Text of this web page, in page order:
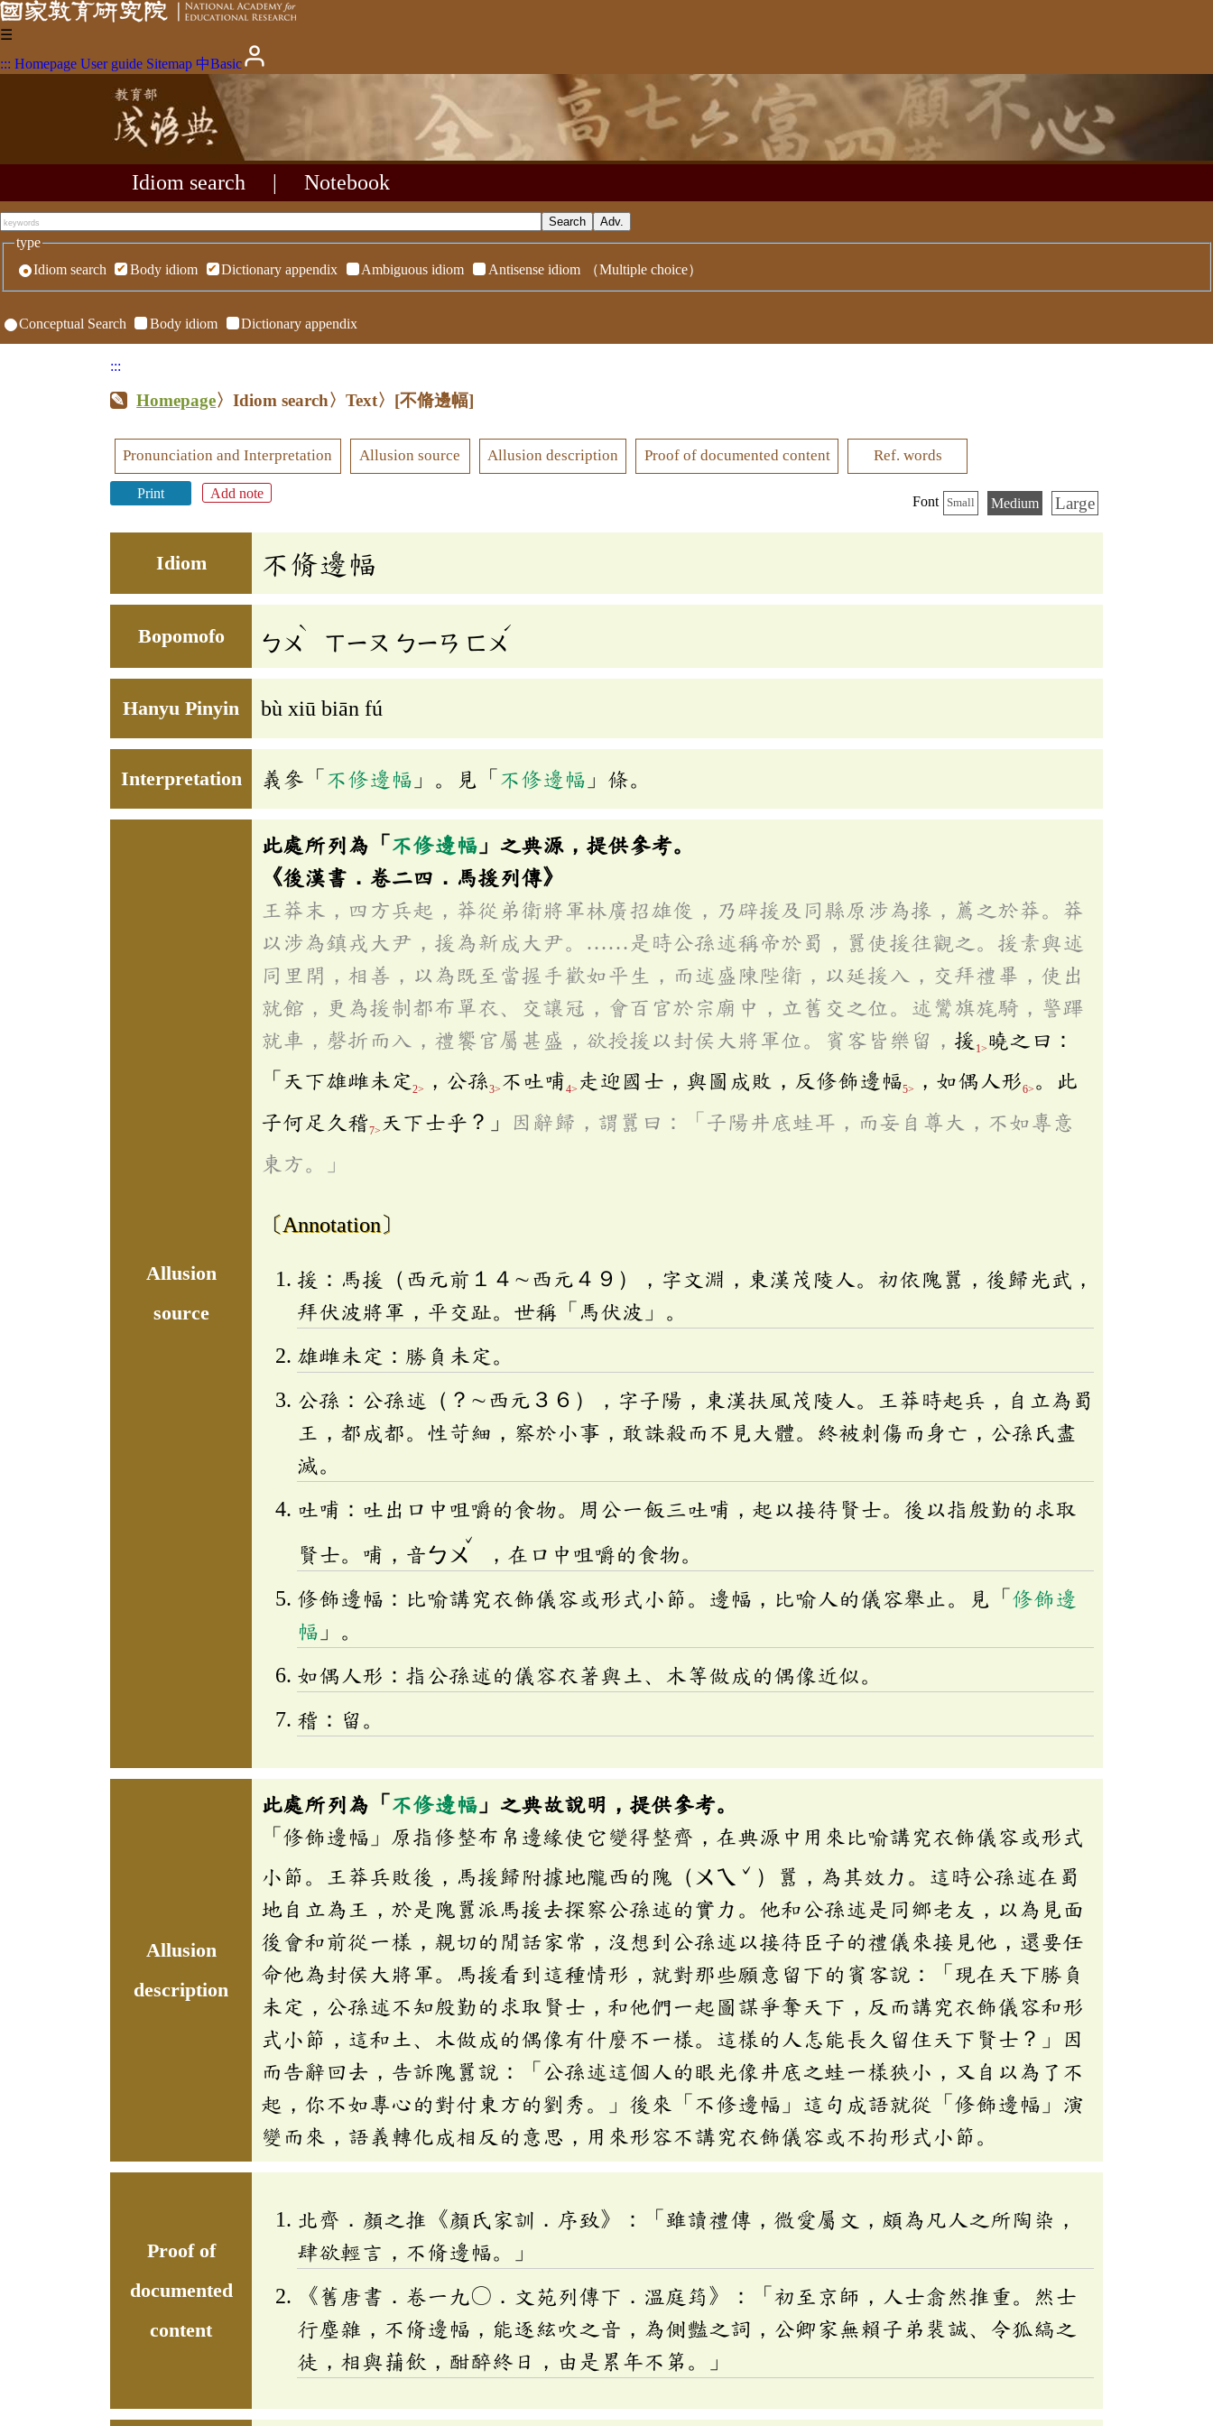
☰
::: Homepage User guide Sitemap 中Basic
Idiom search Notebook
type
Idiom search
Body idiom Dictionary appendix Ambiguous idiom Antisense idiom （Multiple choice）
Conceptual Search Body idiom Dictionary appendix
:::
Homepage〉Idiom search〉Text〉 [不脩邊幅]
Pronunciation and Interpretation Allusion source Allusion description Proof of documented content Ref. words
Print Add note
Font Small Medium Large
Idiom 不脩邊幅
Bopomofo ㄅㄨ
ˋ
ㄒㄧㄡ ㄅㄧㄢ ㄈㄨ
ˊ
Hanyu Pinyin bù xiū biān fú
Interpretation 義參「 不修邊幅 」。見「 不修邊幅 」條。
Allusion
source
此處所列為「 不修邊幅 」之典源，提供參考。
《後漢書．卷二四．馬援列傳》
王莽末，四方兵起，莽從弟衛將軍林廣招雄俊，乃辟援及同縣原涉為掾，薦之於莽。莽
以涉為鎮戎大尹，援為新成大尹。……是時公孫述稱帝於蜀，囂使援往觀之。援素與述
同里閈，相善，以為既至當握手歡如平生，而述盛陳陛衛，以延援入，交拜禮畢，使出
就館，更為援制都布單衣、交讓冠，會百官於宗廟中，立舊交之位。述鸞旗旄騎，警蹕
就車，磬折而入，禮饗官屬甚盛，欲授援以封侯大將軍位。賓客皆樂留， 援 1> 曉之曰：
「天下雄雌未定 2> ，公孫3> 不吐哺4> 走迎國士，與圖成敗，反修飾邊幅5> ，如偶人形6> 。此
子何足久稽7> 天下士乎？」
因辭歸，謂囂曰：「子陽井底蛙耳，而妄自尊大，不如專意
東方。」
〔Annotation〕
援：馬援（西元前１４∼西元４９），字文淵，東漢茂陵人。初依隗囂，後歸光武，
拜伏波將軍，平交趾。世稱「馬伏波」。
雄雌未定：勝負未定。
公孫：公孫述（？∼西元３６），字子陽，東漢扶風茂陵人。王莽時起兵，自立為蜀
王，都成都。性苛細，察於小事，敢誅殺而不見大體。終被刺傷而身亡，公孫氏盡
滅。
吐哺：吐出口中咀嚼的食物。周公一飯三吐哺，起以接待賢士。後以指殷勤的求取
賢士。哺，音ㄅㄨ
ˇ
，在口中咀嚼的食物。
修飾邊幅：比喻講究衣飾儀容或形式小節。邊幅，比喻人的儀容舉止。見「 修飾邊
幅 」。
如偶人形：指公孫述的儀容衣著與土、木等做成的偶像近似。
稽：留。
Allusion
description
此處所列為「 不修邊幅 」之典故說明，提供參考。
「修飾邊幅」原指修整布帛邊緣使它變得整齊，在典源中用來比喻講究衣飾儀容或形式
小節。王莽兵敗後，馬援歸附據地隴西的隗（ㄨㄟ ˇ ）囂，為其效力。這時公孫述在蜀
地自立為王，於是隗囂派馬援去探察公孫述的實力。他和公孫述是同鄉老友，以為見面
後會和前從一樣，親切的閒話家常，沒想到公孫述以接待臣子的禮儀來接見他，還要任
命他為封侯大將軍。馬援看到這種情形，就對那些願意留下的賓客說：「現在天下勝負
未定，公孫述不知殷勤的求取賢士，和他們一起圖謀爭奪天下，反而講究衣飾儀容和形
式小節，這和土、木做成的偶像有什麼不一樣。這樣的人怎能長久留住天下賢士？」因
而告辭回去，告訴隗囂說：「公孫述這個人的眼光像井底之蛙一樣狹小，又自以為了不
起，你不如專心的對付東方的劉秀。」後來「不修邊幅」這句成語就從「修飾邊幅」演
變而來，語義轉化成相反的意思，用來形容不講究衣飾儀容或不拘形式小節。
Proof of
documented
content
北齊．顏之推《顏氏家訓．序致》：「雖讀禮傳，微愛屬文，頗為凡人之所陶染，
肆欲輕言，不脩邊幅。」
《舊唐書．卷一九〇．文苑列傳下．溫庭筠》：「初至京師，人士翕然推重。然士
行塵雜，不脩邊幅，能逐絃吹之音，為側豔之詞，公卿家無賴子弟裴誠、令狐縞之
徒，相與蒱飲，酣醉終日，由是累年不第。」